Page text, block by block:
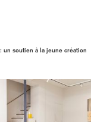
un soutien à la jeune création